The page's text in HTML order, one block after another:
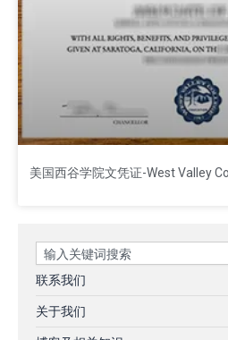
美国西谷学院文凭证-West Valley
Search
联系我们
关于我们